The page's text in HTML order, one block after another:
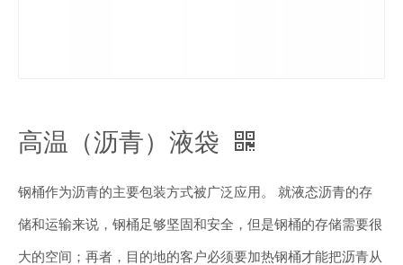
高温（沥青）液袋
钢桶作为沥青的主要包装方式被广泛应用。 就液态沥青的存
储和运输来说，钢桶足够坚固和安全，但是钢桶的存储需要很
大的空间；再者，目的地的客户必须要加热钢桶才能把沥青从